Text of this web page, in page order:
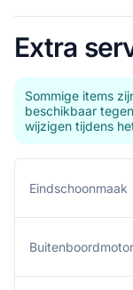
Extra
Sommige items
beschikbaar
wijzigen tijdens
Eindschoonmaak
Buitenboordmotor